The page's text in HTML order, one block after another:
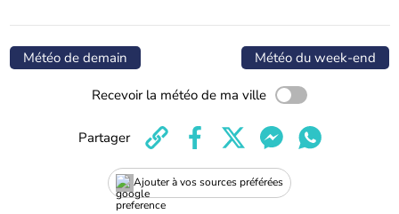
Météo de demain Météo du week-end
Recevoir la météo de ma ville
Ajouter à vos sources préférées
Partager